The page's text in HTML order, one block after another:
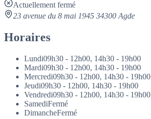
Actuellement fermé
23 avenue du 8 mai 1945 34300 Agde
Horaires
Lundi09h30 - 12h00, 14h30 - 19h00
Mardi09h30 - 12h00, 14h30 - 19h00
Mercredi09h30 - 12h00, 14h30 - 19h00
Jeudi09h30 - 12h00, 14h30 - 19h00
Vendredi09h30 - 12h00, 14h30 - 19h00
SamediFermé
DimancheFermé